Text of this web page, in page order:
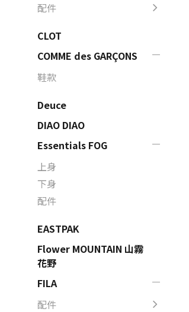
配件
CLOT
COMME des GARÇONS
鞋款
Deuce
DIAO DIAO
Essentials FOG
上身
下身
配件
EASTPAK
Flower MOUNTAIN 山霧
花野
FILA
配件